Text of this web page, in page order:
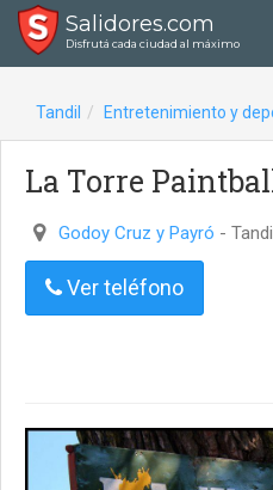
Salidores.com
Disfrutá cada ciudad al máximo
Tandil Entretenimiento y
La Torre
Godoy Cruz y Payró -
Ver teléfono